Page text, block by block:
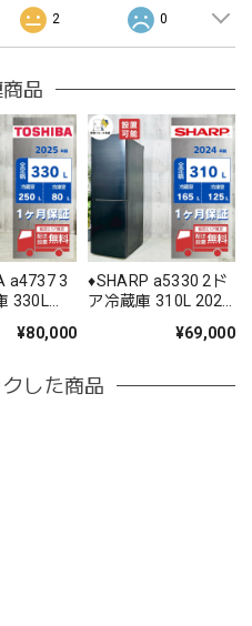
2 0
品
a4737 3
330L
¥80,000
♦️SHARP a5330 2ド
ア冷蔵庫 310L 2024
¥69,000
した商品